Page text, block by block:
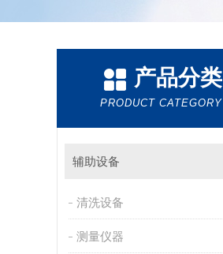
产品分类
PRODUCT CATEGORY
辅助设备
清洗设备
测量仪器